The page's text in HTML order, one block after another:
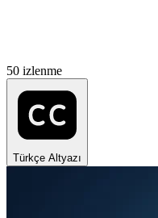
50 izlenme
Türkçe Altyazı